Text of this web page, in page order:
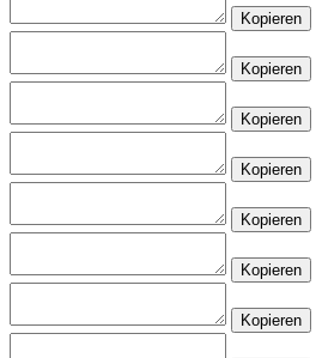
Kopieren
Kopieren
Kopieren
Kopieren
Kopieren
Kopieren
Kopieren